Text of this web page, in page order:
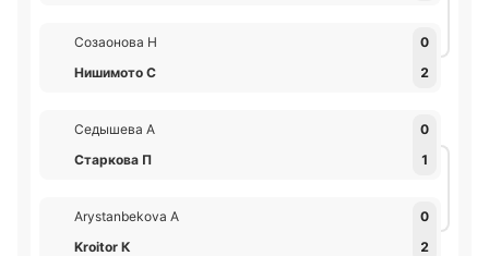
Созаонова Н
0
Нишимото С
2
Седышева А
0
Старкова П
1
Arystanbekova А
0
Kroitor К
2